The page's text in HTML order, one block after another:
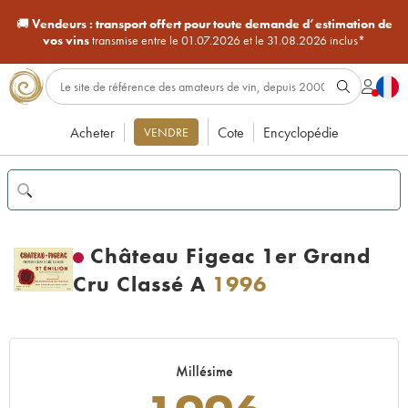
🚚Vendeurs : transport offert pour toute demande d’estimation de
vos vinstransmise entre le 01.07.2026 et le 31.08.2026 inclus*
Acheter VENDRE Cote Encyclopédie
Château Figeac 1er Grand
Cru Classé A 1996
Millésime